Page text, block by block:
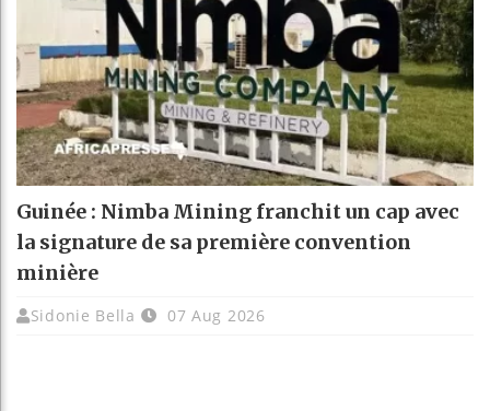
Guinée : Nimba Mining franchit un cap avec
la signature de sa première convention
minière
Sidonie Bella 07 Aug 2026